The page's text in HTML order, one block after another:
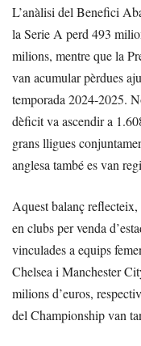
L’anàlisi del Benefici
la Serie A perd 493
milions, mentre que la
van acumular pèrdues
temporada 2024-2025.
dèficit va ascendir a
grans lligues
anglesa també es van
Aquest balanç reflecteix,
en clubs per venda
vinculades a equips
Chelsea i Manchester
milions d’euros,
del Championship van